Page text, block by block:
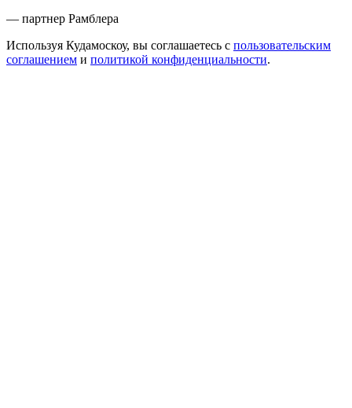
— партнер Рамблера
Используя Кудамоскоу, вы соглашаетесь с пользовательским
соглашением и политикой конфиденциальности.